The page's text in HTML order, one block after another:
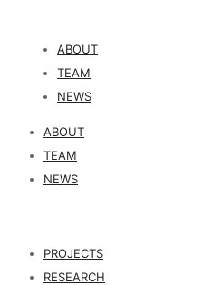
ABOUT
TEAM
NEWS
ABOUT
TEAM
NEWS
PROJECTS
RESEARCH